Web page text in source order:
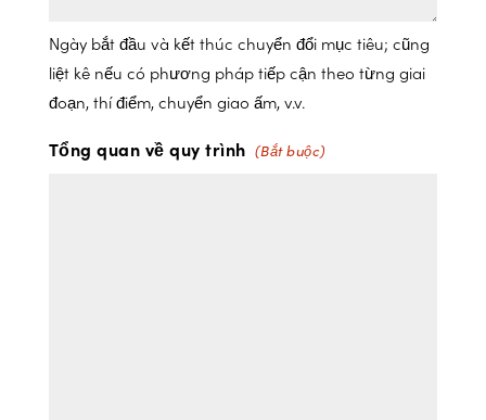
Ngày bắt đầu và kết thúc chuyển đổi mục tiêu; cũng
liệt kê nếu có phương pháp tiếp cận theo từng giai
đoạn, thí điểm, chuyển giao ấm, v.v.
Tổng quan về quy trình (Bắt buộc)